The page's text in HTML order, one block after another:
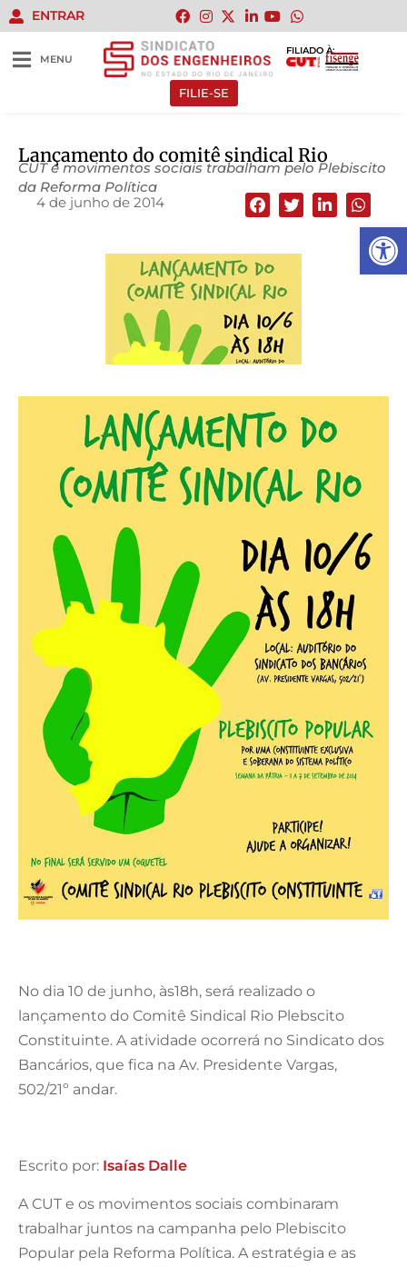
Abrir
ENTRAR
MENU
FILIADO À:
FILIE-SE
Lançamento do comitê sindical Rio
CUT e movimentos sociais trabalham pelo Plebiscito
da Reforma Política
4 de junho de 2014
No dia 10 de junho, às18h, será realizado o
lançamento do Comitê Sindical Rio Plebscito
Constituinte. A atividade ocorrerá no Sindicato dos
Bancários, que fica na Av. Presidente Vargas,
502/21º andar.
Escrito por: Isaías Dalle
A CUT e os movimentos sociais combinaram
trabalhar juntos na campanha pelo Plebiscito
Popular pela Reforma Política. A estratégia e as